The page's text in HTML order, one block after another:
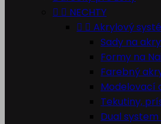
  NECHTY
  Akrylový
Sady na
Formy na
Farebný
Modelovací
Tekutiny,
Dual